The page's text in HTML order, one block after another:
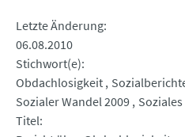
Letzte Änderung
06.08.2010
Stichwort(e)
Obdachlosigkeit
Sozialer Wandel 2009 Soziales
Titel